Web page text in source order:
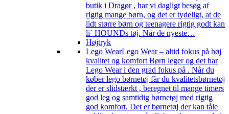
butik i Dragør , har vi dagligt besøg af
rigtig mange børn, og det er tydeligt, at de
lidt større børn og teenagere rigtig godt kan
li´ HOUNDs tøj. Når de nyeste…
Højtryk
Lego WearLego Wear – altid fokus på høj
kvalitet og komfort Børn leger og det har
Lego Wear i den grad fokus på . Når du
køber lego børnetøj får du kvalitetsbørnetøj
der er slidstærkt , beregnet til mange timers
god leg og samtidig børnetøj med rigtig
god komfort. Det er børnetøj der kan tåle